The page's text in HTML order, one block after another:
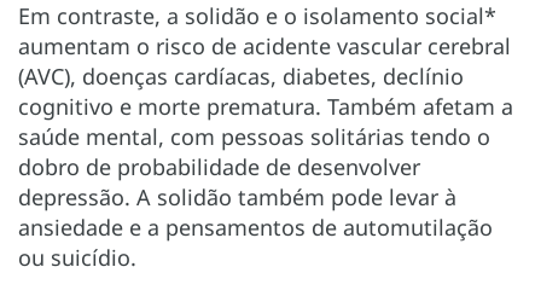
Em contraste, a solidão e o isolamento social*
aumentam o risco de acidente vascular cerebral
(AVC), doenças cardíacas, diabetes, declínio
cognitivo e morte prematura. Também afetam a
saúde mental, com pessoas solitárias tendo o
dobro de probabilidade de desenvolver
depressão. A solidão também pode levar à
ansiedade e a pensamentos de automutilação
ou suicídio.